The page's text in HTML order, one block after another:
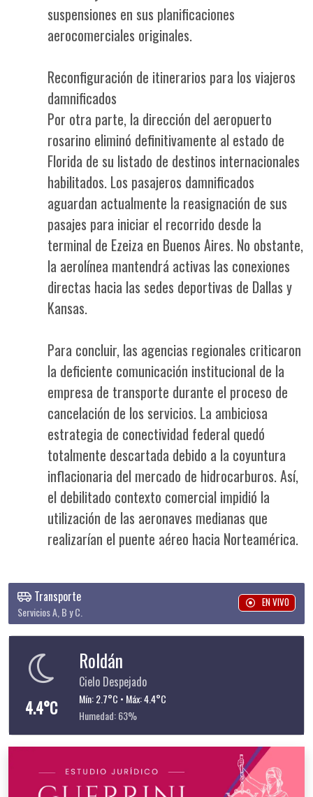
suspensiones en sus planificaciones
aerocomerciales originales.
Reconfiguración de itinerarios para los viajeros
damnificados
Por otra parte, la dirección del aeropuerto
rosarino eliminó definitivamente al estado de
Florida de su listado de destinos internacionales
habilitados. Los pasajeros damnificados
aguardan actualmente la reasignación de sus
pasajes para iniciar el recorrido desde la
terminal de Ezeiza en Buenos Aires. No obstante,
la aerolínea mantendrá activas las conexiones
directas hacia las sedes deportivas de Dallas y
Kansas.
Para concluir, las agencias regionales criticaron
la deficiente comunicación institucional de la
empresa de transporte durante el proceso de
cancelación de los servicios. La ambiciosa
estrategia de conectividad federal quedó
totalmente descartada debido a la coyuntura
inflacionaria del mercado de hidrocarburos. Así,
el debilitado contexto comercial impidió la
utilización de las aeronaves medianas que
realizarían el puente aéreo hacia Norteamérica.
Transporte
Servicios A, B y C.
EN VIVO
4.4°C
Roldán
Cielo Despejado
Mín: 2.7°C • Máx: 4.4°C
Humedad: 63%